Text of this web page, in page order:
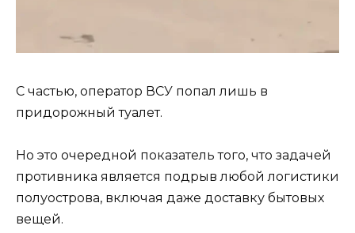
С частью, оператор ВСУ попал лишь в
придорожный туалет.
Но это очередной показатель того, что задачей
противника является подрыв любой логистики
полуострова, включая даже доставку бытовых
вещей.